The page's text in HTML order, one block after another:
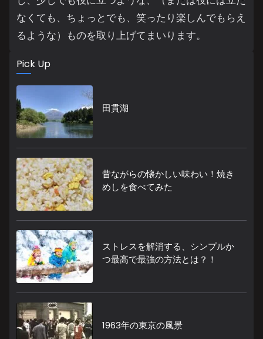
なくても、ちょっとでも、笑ったり楽しんでもらえ
るような）ものを取り上げてまいります。
Pick Up
田貫湖
昔ながらの懐かしい味わい！焼き
めしを食べてみた
ストレスを解消する、シンプルか
つ最高で最強の方法とは？！
1963年の東京の風景